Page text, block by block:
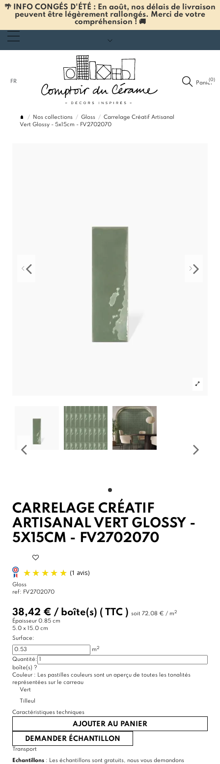
🌴 INFO CONGÉS D'ÉTÉ : En août, nos délais de livraison
peuvent être légèrement rallongés. Merci de votre
compréhension ! 🚚
FR Panier
(0)
Nos collections Gloss
Carrelage Créatif Artisanal
Vert Glossy - 5x15cm - FV2702070
CARRELAGE CRÉATIF
ARTISANAL VERT GLOSSY -
5X15CM - FV2702070
(1 avis)
Gloss
ref: FV2702070
38,42 € / boîte(s) ( TTC ) soit 72,08 € / m2
Épaisseur 0.85 cm
5.0 x 15.0 cm
Surface:
m2
Quantité:
boîte(s) ?
Couleur : Les pastilles couleurs sont un aperçu de toutes les tonalités
représentées sur le carreau
Vert
Tilleul
Caractéristiques techniques
AJOUTER AU PANIER
DEMANDER ÉCHANTILLON
Transport
Echantillons : Les échantillons sont gratuits, nous vous demandons